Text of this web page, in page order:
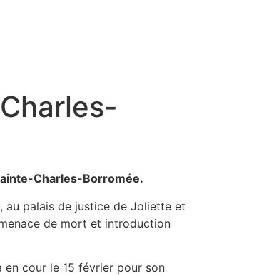
Charles-Borromée.
au palais de justice de Joliette et
de mort et introduction
en cour le 15 février pour son